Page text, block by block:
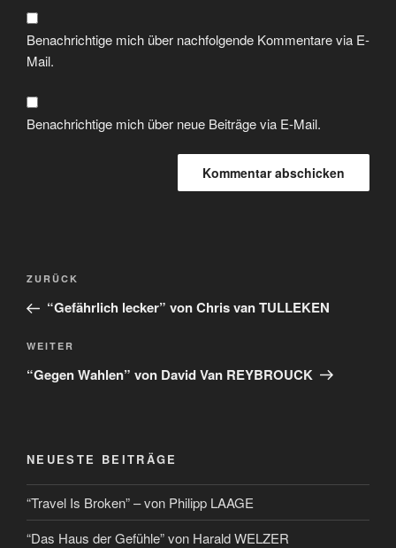
Benachrichtige mich über nachfolgende Kommentare via E-
Mail.
Benachrichtige mich über neue Beiträge via E-Mail.
ZURÜCK
“Gefährlich lecker” von Chris van TULLEKEN
WEITER
“Gegen Wahlen” von David Van REYBROUCK
NEUESTE BEITRÄGE
“Travel Is Broken” – von Philipp LAAGE
“Das Haus der Gefühle” von Harald WELZER